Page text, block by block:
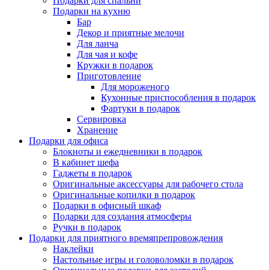
Подарки на кухню
Бар
Декор и приятные мелочи
Для ланча
Для чая и кофе
Кружки в подарок
Приготовление
Для мороженого
Кухонные приспособления в подарок
Фартуки в подарок
Сервировка
Хранение
Подарки для офиса
Блокноты и ежедневники в подарок
В кабинет шефа
Гаджеты в подарок
Оригинальные аксессуары для рабочего стола
Оригинальные копилки в подарок
Подарки в офисный шкаф
Подарки для создания атмосферы
Ручки в подарок
Подарки для приятного времяпрепровождения
Наклейки
Настольные игры и головоломки в подарок